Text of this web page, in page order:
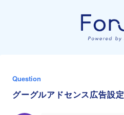
Question
グーグルアドセンス広告設定